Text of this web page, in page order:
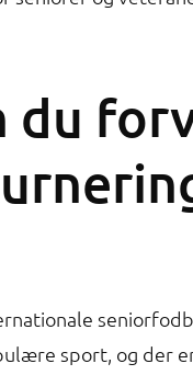
du
sport, og der